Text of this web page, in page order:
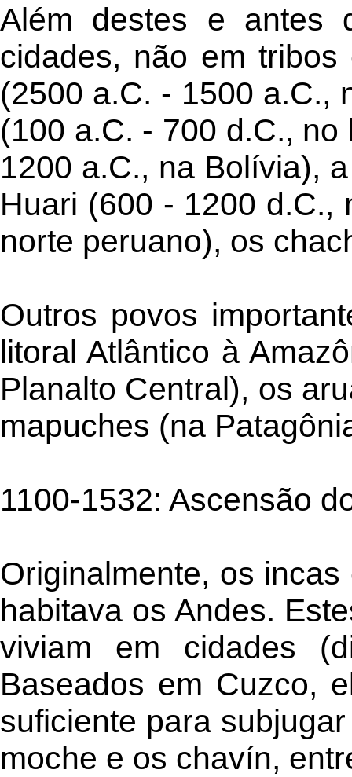
Além destes e antes
cidades, não em
(2500 a.C. - 1500 a.C.,
(100 a.C. - 700 d.C.,
1200 a.C., na Bolívia),
Huari (600 - 1200 d.C.,
norte peruano), os
Outros povos
litoral Atlântico à
Planalto Central), os
mapuches (na
1100-1532: Ascensão
Originalmente, os
habitava os Andes.
viviam em cidades
Baseados em Cuzco,
suficiente para
moche e os chavín,